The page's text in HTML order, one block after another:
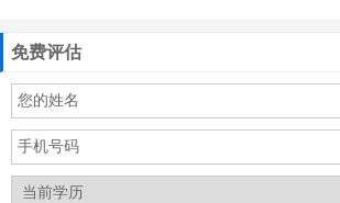
免费评估